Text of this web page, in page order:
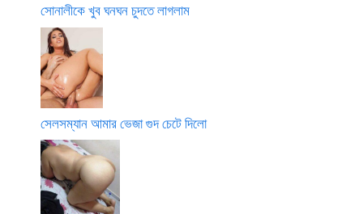
সোনালীকে খুব ঘনঘন চুদতে লাগলাম
সেলসম্যান আমার ভেজা গুদ চেটে দিলো